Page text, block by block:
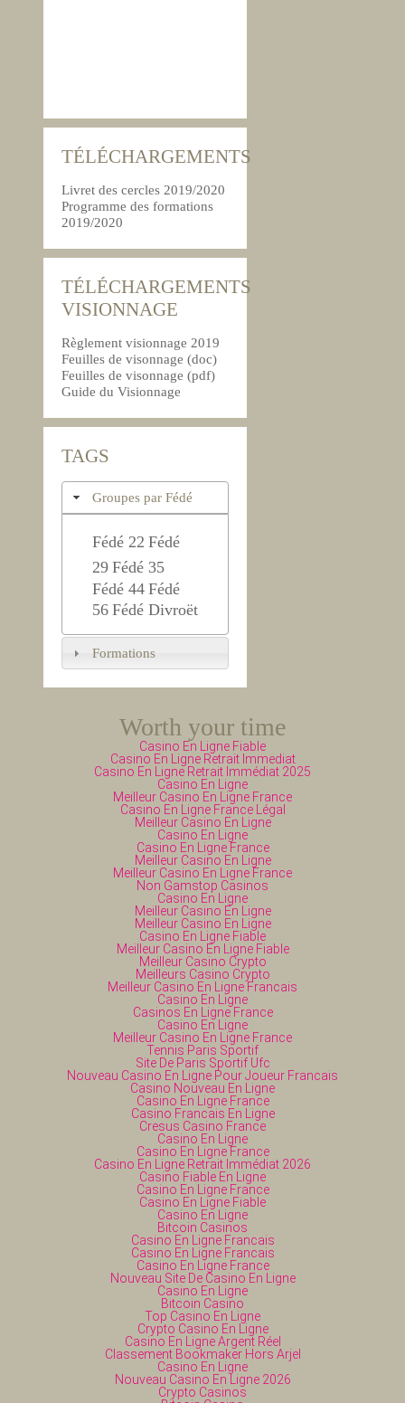
TÉLÉCHARGEMENTS
Livret des cercles 2019/2020
Programme des formations
2019/2020
TÉLÉCHARGEMENTS
VISIONNAGE
Règlement visionnage 2019
Feuilles de visonnage (doc)
Feuilles de visonnage (pdf)
Guide du Visionnage
TAGS
Groupes par Fédé
Fédé 22 Fédé
29 Fédé 35
Fédé 44 Fédé
56 Fédé Divroët
Formations
Worth your time
Casino En Ligne Fiable
Casino En Ligne Retrait Immediat
Casino En Ligne Retrait Immédiat 2025
Casino En Ligne
Meilleur Casino En Ligne France
Casino En Ligne France Légal
Meilleur Casino En Ligne
Casino En Ligne
Casino En Ligne France
Meilleur Casino En Ligne
Meilleur Casino En Ligne France
Non Gamstop Casinos
Casino En Ligne
Meilleur Casino En Ligne
Meilleur Casino En Ligne
Casino En Ligne Fiable
Meilleur Casino En Ligne Fiable
Meilleur Casino Crypto
Meilleurs Casino Crypto
Meilleur Casino En Ligne Francais
Casino En Ligne
Casinos En Ligne France
Casino En Ligne
Meilleur Casino En Ligne France
Tennis Paris Sportif
Site De Paris Sportif Ufc
Nouveau Casino En Ligne Pour Joueur Francais
Casino Nouveau En Ligne
Casino En Ligne France
Casino Francais En Ligne
Cresus Casino France
Casino En Ligne
Casino En Ligne France
Casino En Ligne Retrait Immédiat 2026
Casino Fiable En Ligne
Casino En Ligne France
Casino En Ligne Fiable
Casino En Ligne
Bitcoin Casinos
Casino En Ligne Francais
Casino En Ligne Francais
Casino En Ligne France
Nouveau Site De Casino En Ligne
Casino En Ligne
Bitcoin Casino
Top Casino En Ligne
Crypto Casino En Ligne
Casino En Ligne Argent Réel
Classement Bookmaker Hors Arjel
Casino En Ligne
Nouveau Casino En Ligne 2026
Crypto Casinos